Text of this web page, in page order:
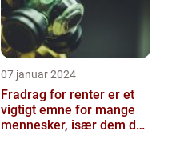
07 januar 2024
Fradrag for renter er et
vigtigt emne for mange
mennesker, især dem der